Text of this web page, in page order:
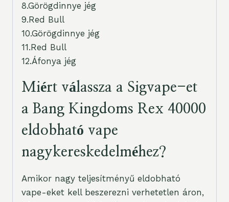
8.Görögdinnye jég
9.Red Bull
10.Görögdinnye jég
11.Red Bull
12.Áfonya jég
Miért válassza a Sigvape-et
a Bang Kingdoms Rex 40000
eldobható vape
nagykereskedelméhez?
Amikor nagy teljesítményű eldobható
vape-eket kell beszerezni verhetetlen áron,